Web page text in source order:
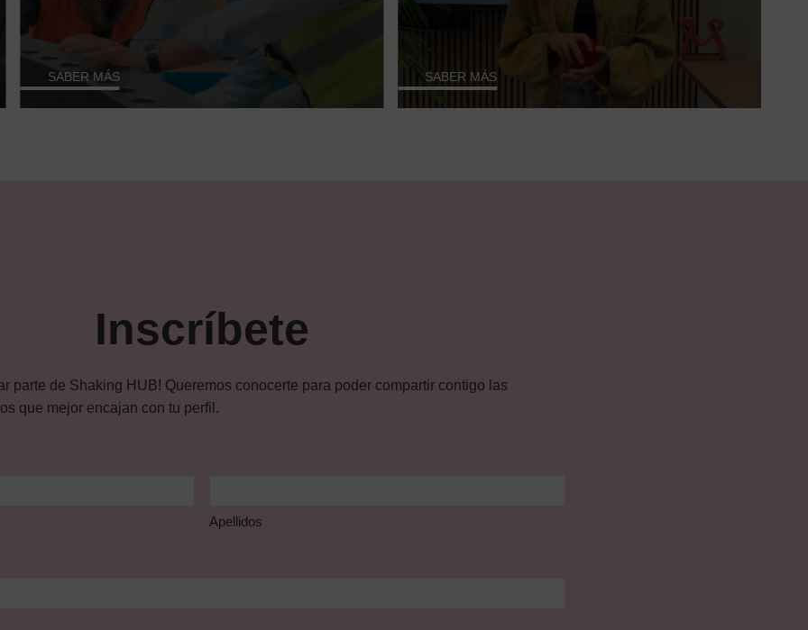
SABER MÁS SABER MÁS
Inscríbete
parte de Shaking HUB! Queremos conocerte para poder compartir contigo las
que mejor encajan con tu perfil.
Apellidos